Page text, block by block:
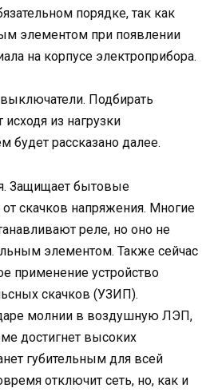
порядке, так как
элементом при появлении
на корпусе электроприбора.
Подбирать
из нагрузки
будет рассказано далее.
Защищает бытовые
скачков напряжения. Многие
реле, но оно не
элементом. Также сейчас
применение устройство
скачков (УЗИП).
молнии в воздушную ЛЭП,
достигнет высоких
губительным для всей
отключит сеть, но, как и